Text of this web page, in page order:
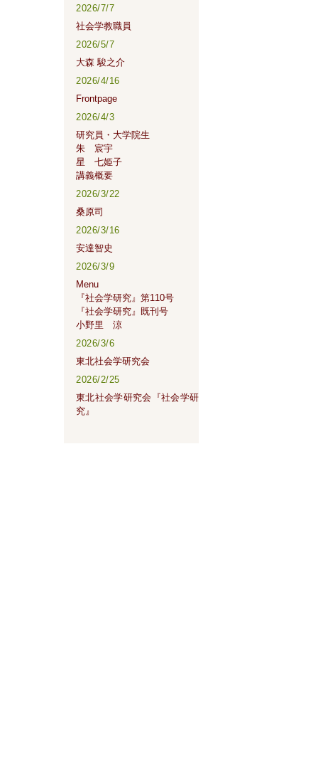
2026/7/7
社会学教職員
2026/5/7
大森 駿之介
2026/4/16
Frontpage
2026/4/3
研究員・大学院生
朱 宸宇
星 七姫子
講義概要
2026/3/22
桑原司
2026/3/16
安達智史
2026/3/9
Menu
『社会学研究』第110号
『社会学研究』既刊号
小野里 涼
2026/3/6
東北社会学研究会
2026/2/25
東北社会学研究会『社会学研
究』